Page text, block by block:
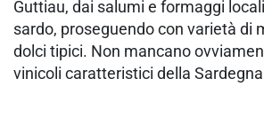
Guttiau, dai salumi e formaggi
sardo, proseguendo con varietà di
dolci tipici. Non mancano
vinicoli caratteristici della